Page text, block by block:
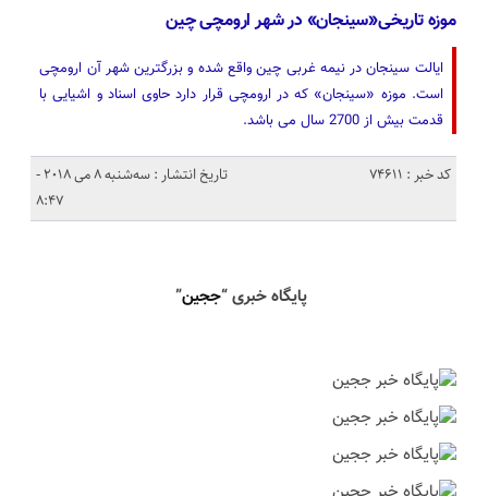
موزه تاریخی«سینجان» در شهر ارومچی چین
ایالت سینجان در نیمه غربی چین واقع شده و بزرگترین شهر آن ارومچی
است. موزه «سینجان» که در ارومچی قرار دارد حاوی اسناد و اشیایی با
قدمت بیش از 2700 سال می باشد.
کد خبر : 74611
تاریخ انتشار : سه‌شنبه 8 می 2018 -
8:47
پایگاه خبری “ججین”